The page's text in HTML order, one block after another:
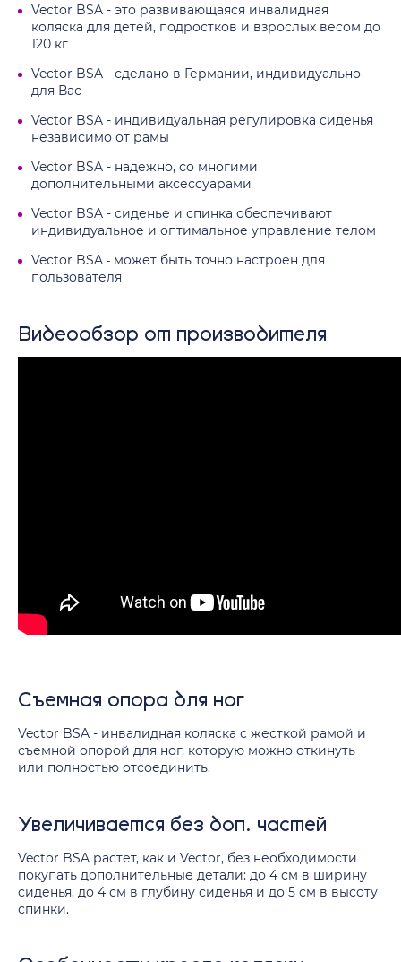
Vector BSA - это развивающаяся инвалидная
коляска для детей, подростков и взрослых весом до
120 кг
Vector BSA - сделано в Германии, индивидуально
для Вас
Vector BSA - индивидуальная регулировка сиденья
независимо от рамы
Vector BSA - надежно, со многими
дополнительными аксессуарами
Vector BSA - сиденье и спинка обеспечивают
индивидуальное и оптимальное управление телом
Vector BSA - может быть точно настроен для
пользователя
Видеообзор от производителя
Съемная опора для ног
Vector BSA - инвалидная коляска с жесткой рамой и
съемной опорой для ног, которую можно откинуть
или полностью отсоединить.
Увеличивается без доп. частей
Vector BSA растет, как и Vector, без необходимости
покупать дополнительные детали: до 4 см в ширину
сиденья, до 4 см в глубину сиденья и до 5 см в высоту
спинки.